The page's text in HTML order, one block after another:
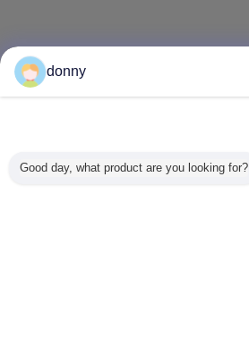
donny
Good day, what product are you looking for?